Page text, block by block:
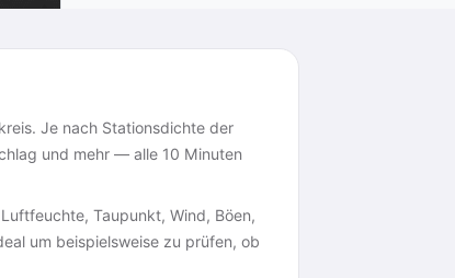
Je nach Stationsdichte der
und mehr — alle 10 Minuten
Taupunkt, Wind, Böen,
um beispielsweise zu prüfen, ob